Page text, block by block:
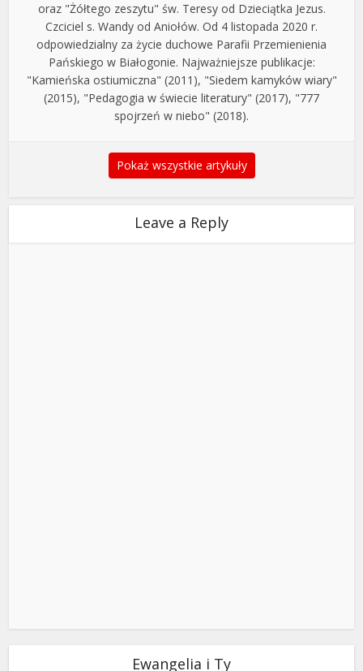
oraz "Żółtego zeszytu" św. Teresy od Dzieciątka Jezus.
Czciciel s. Wandy od Aniołów. Od 4 listopada 2020 r.
odpowiedzialny za życie duchowe Parafii Przemienienia
Pańskiego w Białogonie. Najważniejsze publikacje:
"Kamieńska ostiumiczna" (2011), "Siedem kamyków wiary"
(2015), "Pedagogia w świecie literatury" (2017), "777
spojrzeń w niebo" (2018).
Pokaż wszystkie artykuły
Leave a Reply
Ewangelia i Ty